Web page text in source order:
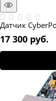
Датчик
17 300 руб.